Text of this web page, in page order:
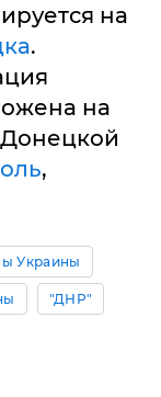
на
.
на
,
Украины
"ДНР"